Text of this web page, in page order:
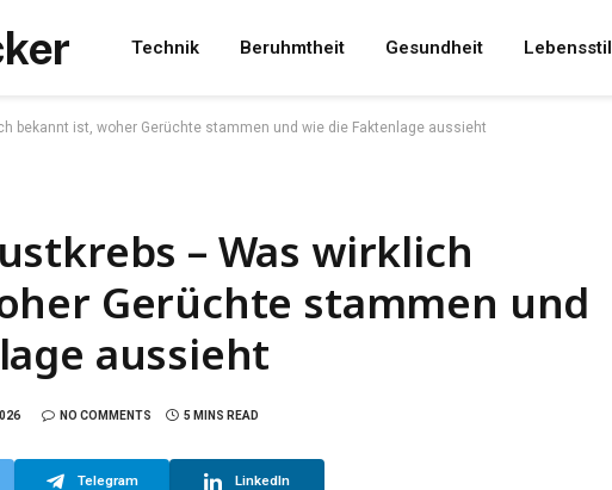
Technik Beruhmtheit Gesundheit Lebensstil
bekannt ist, woher Gerüchte stammen und wie die Faktenlage aussieht
– Was wirklich
Gerüchte stammen und
aussieht
NO COMMENTS 5 MINS READ
Telegram LinkedIn